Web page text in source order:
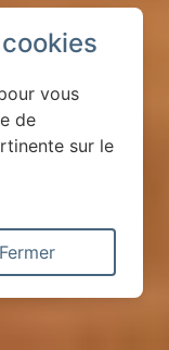
vous
de
sur le
Fermer